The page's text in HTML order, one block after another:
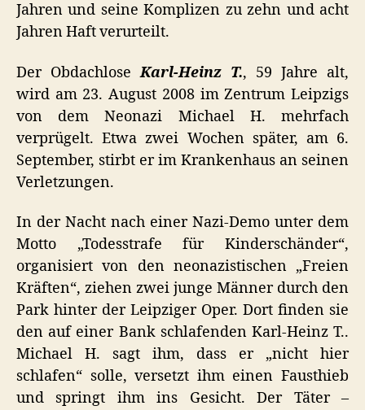
Jahren und seine Komplizen zu zehn und acht
Jahren Haft verurteilt.
Der ObdachloseKarl-Heinz T., 59 Jahre alt,
wird am 23. August 2008 im Zentrum Leipzigs
von dem Neonazi Michael H. mehrfach
verprügelt. Etwa zwei Wochen später, am 6.
September, stirbt er im Krankenhaus an seinen
Verletzungen.
In der Nacht nach einer Nazi-Demo unter dem
Motto „Todesstrafe für Kinderschänder“,
organisiert von den neonazistischen „Freien
Kräften“, ziehen zwei junge Männer durch den
Park hinter der Leipziger Oper. Dort finden sie
den auf einer Bank schlafenden Karl-Heinz T..
Michael H. sagt ihm, dass er „nicht hier
schlafen“ solle, versetzt ihm einen Fausthieb
und springt ihm ins Gesicht. Der Täter –